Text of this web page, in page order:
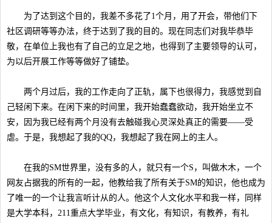
为了达到这个目的，我差不多花了1个月，用了开会，带他们下
社区调研等等办法，终于达到了我的目的。现在同志们对我毕恭毕
敬，在单位上我也有了自己的立足之地，也得到了主要领导的认可，
为以后开展工作等等做好了铺垫。
两个月过后，我的工作走向了正轨，属下也很得力，我感觉到自
己轻闲下来。在闲下来的时间里，我开始蠢蠢欲动，我开始坐立不
安，因为我已经有两个月没有去触碰我心灵深处真正的需要——受
虐。于是，我想起了我的QQ，我想起了我在网上的主人。
在我的SM世界里，没有多的人，就只有一个S，叫做木木，一个
网友占据我的所有的一起，他教给我了所有关于SM的知识，他也成为
了唯一的一个让我言听计从的人。他这个人文化水平和我一样，同样
是大学本科，211重点大学毕业，有文化，有知识，有教养，有礼